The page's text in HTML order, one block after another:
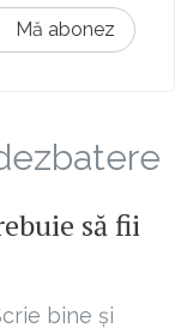
Mă abonez
să fii
bine și